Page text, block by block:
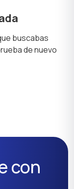
buscabas
de nuevo
con